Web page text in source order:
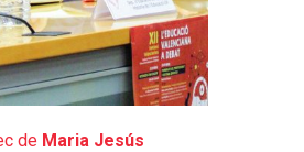
de Maria Jesús